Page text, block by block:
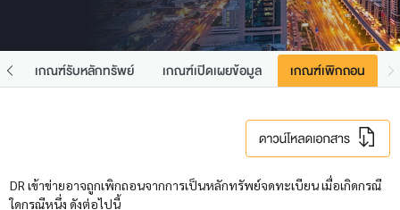
เกณฑ์รับหลักทรัพย์ เกณฑ์เปิดเผยข้อมูล เกณฑ์เพิกถอน
DR เข้าข่ายอาจถูกเพิกถอนจากการเป็นหลักทรัพย์จดทะเบียน เมื่อเกิดกรณี
ใดกรณีหนึ่ง ดังต่อไปนี้